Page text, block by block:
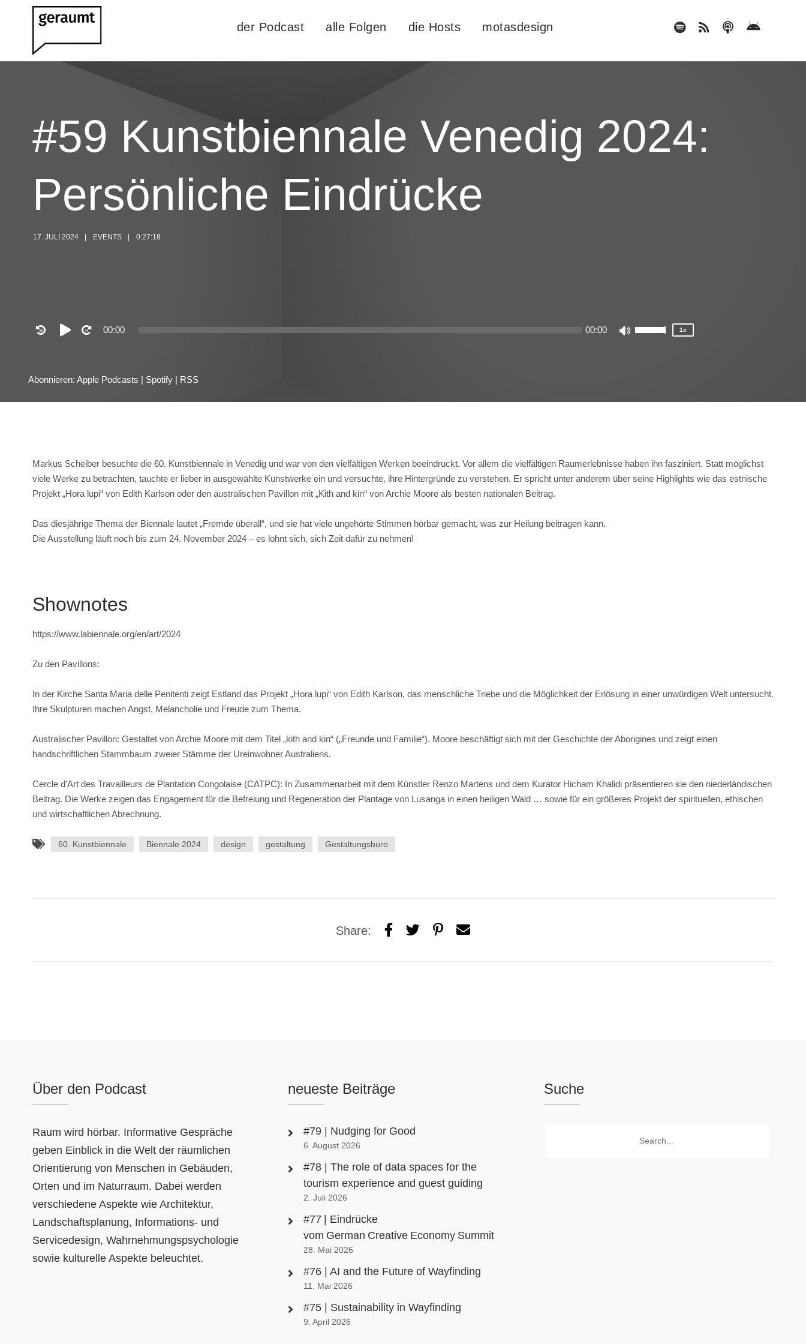
der Podcast alle Folgen die Hosts motasdesign
#59 Kunstbiennale Venedig 2024:
Persönliche Eindrücke
17. JULI 2024 EVENTS 0:27:18
Audio
00:00 00:00
Use
1x
Abonnieren: Apple Podcasts | Spotify| RSS
Markus Scheiber besuchte die 60. Kunstbiennale in Venedig und war von den vielfältigen Werken beeindruckt. Vor allem die vielfältigen Raumerlebnisse haben ihn fasziniert. Statt möglichst
viele Werke zu betrachten, tauchte er lieber in ausgewählte Kunstwerke ein und versuchte, ihre Hintergründe zu verstehen. Er spricht unter anderem über seine Highlights wie das estnische
Projekt „Hora lupi“ von Edith Karlson oder den australischen Pavillon mit „Kith and kin“ von Archie Moore als besten nationalen Beitrag.
Das diesjährige Thema der Biennale lautet „Fremde überall“, und sie hat viele ungehörte Stimmen hörbar gemacht, was zur Heilung beitragen kann.
Die Ausstellung läuft noch bis zum 24. November 2024 – es lohnt sich, sich Zeit dafür zu nehmen!
Shownotes
https://www.labiennale.org/en/art/2024
Zu den Pavillons:
In der Kirche Santa Maria delle Penitenti zeigt Estland das Projekt „Hora lupi“ von Edith Karlson, das menschliche Triebe und die Möglichkeit der Erlösung in einer unwürdigen Welt untersucht.
Ihre Skulpturen machen Angst, Melancholie und Freude zum Thema.
Australischer Pavillon: Gestaltet von Archie Moore mit dem Titel „kith and kin“ („Freunde und Familie“). Moore beschäftigt sich mit der Geschichte der Aborigines und zeigt einen
handschriftlichen Stammbaum zweier Stämme der Ureinwohner Australiens.
Cercle d’Art des Travailleurs de Plantation Congolaise (CATPC): In Zusammenarbeit mit dem Künstler Renzo Martens und dem Kurator Hicham Khalidi präsentieren sie den niederländischen
Beitrag. Die Werke zeigen das Engagement für die Befreiung und Regeneration der Plantage von Lusanga in einen heiligen Wald … sowie für ein größeres Projekt der spirituellen, ethischen
und wirtschaftlichen Abrechnung.
60. Kunstbiennale Biennale 2024 design gestaltung Gestaltungsbüro
Share:
Über den Podcast
Raum wird hörbar. Informative Gespräche
geben Einblick in die Welt der räumlichen
Orientierung von Menschen in Gebäuden,
Orten und im Naturraum. Dabei werden
verschiedene Aspekte wie Architektur,
Landschaftsplanung, Informations- und
Servicedesign, Wahrnehmungspsychologie
sowie kulturelle Aspekte beleuchtet.
neueste Beiträge
#79 | Nudging for Good
6. August 2026
#78 | The role of data spaces for the
tourism experience and guest guiding
2. Juli 2026
#77 | Eindrücke
vom German Creative Economy Summit
28. Mai 2026
#76 | AI and the Future of Wayfinding
11. Mai 2026
#75 | Sustainability in Wayfinding
9. April 2026
Suche